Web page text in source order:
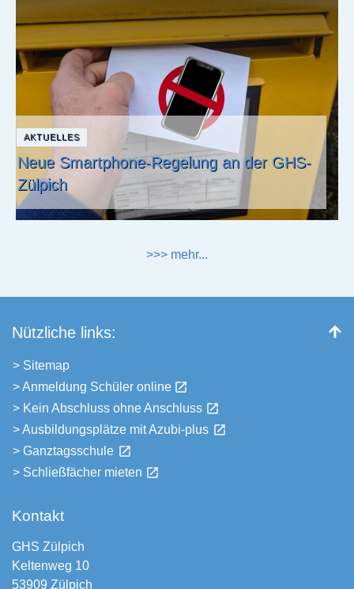
AKTUELLES
Neue Smartphone-Regelung an der GHS-
Zülpich
>>> mehr...
Nützliche links:
> Sitemap
> Anmeldung Schüler online
> Kein Abschluss ohne Anschluss
> Ausbildungsplätze mit Azubi-plus
> Ganztagsschule
> Schließfächer mieten
Kontakt
GHS Zülpich
Keltenweg 10
53909 Zülpich